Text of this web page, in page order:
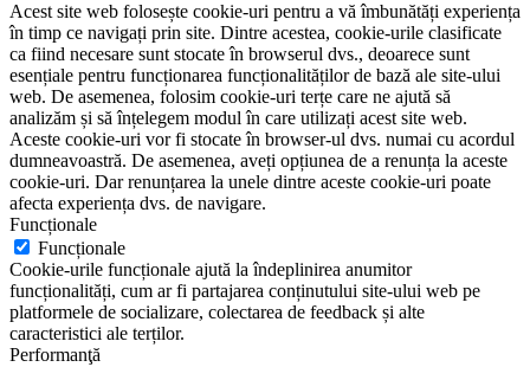
Acest site web folosește cookie-uri pentru a vă îmbunătăți experiența
în timp ce navigați prin site. Dintre acestea, cookie-urile clasificate
ca fiind necesare sunt stocate în browserul dvs., deoarece sunt
esențiale pentru funcționarea funcționalităților de bază ale site-ului
web. De asemenea, folosim cookie-uri terțe care ne ajută să
analizăm și să înțelegem modul în care utilizați acest site web.
Aceste cookie-uri vor fi stocate în browser-ul dvs. numai cu acordul
dumneavoastră. De asemenea, aveți opțiunea de a renunța la aceste
cookie-uri. Dar renunțarea la unele dintre aceste cookie-uri poate
afecta experiența dvs. de navigare.
Funcționale
Funcționale
Cookie-urile funcționale ajută la îndeplinirea anumitor
funcționalități, cum ar fi partajarea conținutului site-ului web pe
platformele de socializare, colectarea de feedback și alte
caracteristici ale terților.
Performanţă